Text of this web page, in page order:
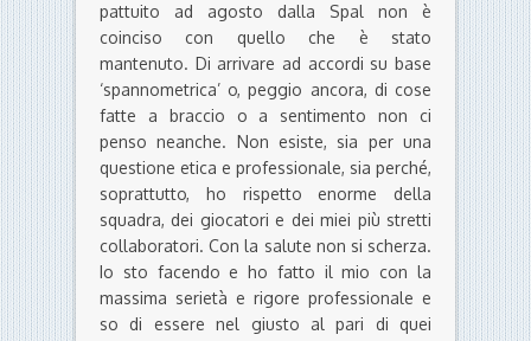
pattuito ad agosto dalla Spal non è
coinciso con quello che è stato
mantenuto. Di arrivare ad accordi su base
‘spannometrica’ o, peggio ancora, di cose
fatte a braccio o a sentimento non ci
penso neanche. Non esiste, sia per una
questione etica e professionale, sia perché,
soprattutto, ho rispetto enorme della
squadra, dei giocatori e dei miei più stretti
collaboratori. Con la salute non si scherza.
Io sto facendo e ho fatto il mio con la
massima serietà e rigore professionale e
so di essere nel giusto al pari di quei